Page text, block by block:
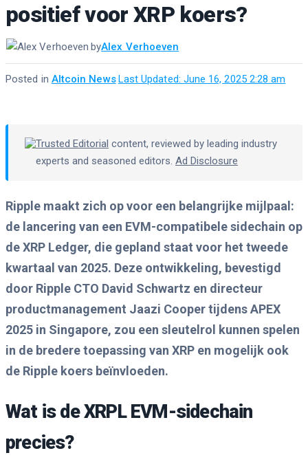
positief voor XRP koers?
byAlex Verhoeven
Last Updated: June 16, 2025 2:28 am
·
Posted in Altcoin News
Trusted Editorial content, reviewed by leading industry
experts and seasoned editors. Ad Disclosure
Ripple maakt zich op voor een belangrijke mijlpaal:
de lancering van een EVM-compatibele sidechain op
de XRP Ledger, die gepland staat voor het tweede
kwartaal van 2025. Deze ontwikkeling, bevestigd
door Ripple CTO David Schwartz en directeur
productmanagement Jaazi Cooper tijdens APEX
2025 in Singapore, zou een sleutelrol kunnen spelen
in de bredere toepassing van XRP en mogelijk ook
de Ripple koers beïnvloeden.
Wat is de XRPL EVM-sidechain
precies?